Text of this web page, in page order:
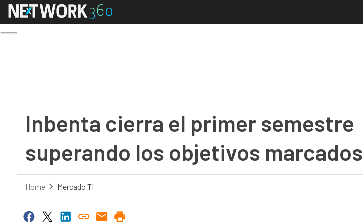
Menú
Inbenta cierra el primer semestre
superando los objetivos marcados
Home Mercado TI